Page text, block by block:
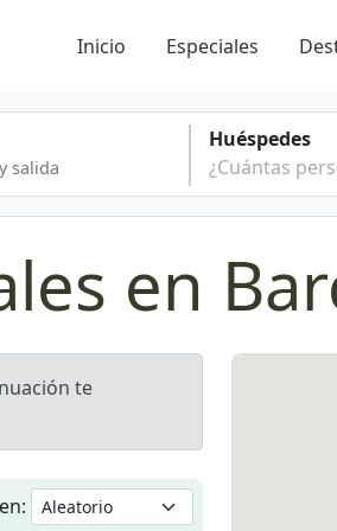
Inicio Especiales
Huéspedes
¿Cuántas
en
te